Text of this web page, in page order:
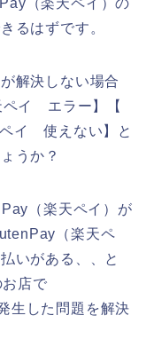
るはずです。
解決しない場合
ペイ エラー】【
イ 使えない】と
うか？
（楽天ペイ）が
（楽天ペ
いがある、、と
店で
生した問題を解決